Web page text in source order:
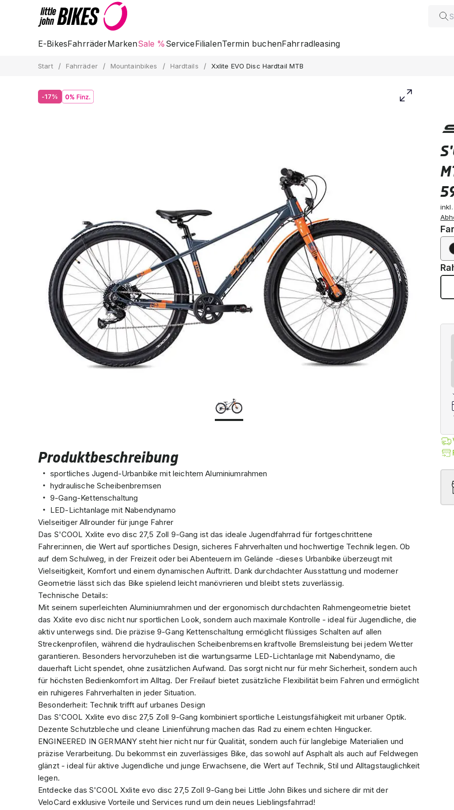
E-BikesFahrräderMarkenSale % ServiceFilialenTermin buchenFahrradleasing
Start / Fahrräder / Mountainbikes / Hardtails / Xxlite EVO Disc Hardtail MTB
-17%
Produktbeschreibung
sportliches Jugend-Urbanbike mit leichtem Aluminiumrahmen
hydraulische Scheibenbremsen
9-Gang-Kettenschaltung
LED-Lichtanlage mit Nabendynamo
Vielseitiger Allrounder für junge Fahrer
Das S'COOL Xxlite evo disc 27,5 Zoll 9-Gang ist das ideale Jugendfahrrad für fortgeschrittene
Fahrer:innen, die Wert auf sportliches Design, sicheres Fahrverhalten und hochwertige Technik legen. Ob
auf dem Schulweg, in der Freizeit oder bei Abenteuern im Gelände -dieses Urbanbike überzeugt mit
Vielseitigkeit, Komfort und einem dynamischen Auftritt. Dank durchdachter Ausstattung und moderner
Geometrie lässt sich das Bike spielend leicht manövrieren und bleibt stets zuverlässig.
Technische Details:
Mit seinem superleichten Aluminiumrahmen und der ergonomisch durchdachten Rahmengeometrie bietet
das Xxlite evo disc nicht nur sportlichen Look, sondern auch maximale Kontrolle - ideal für Jugendliche, die
aktiv unterwegs sind. Die präzise 9-Gang Kettenschaltung ermöglicht flüssiges Schalten auf allen
Streckenprofilen, während die hydraulischen Scheibenbremsen kraftvolle Bremsleistung bei jedem Wetter
garantieren. Besonders hervorzuheben ist die wartungsarme LED-Lichtanlage mit Nabendynamo, die
dauerhaft Licht spendet, ohne zusätzlichen Aufwand. Das sorgt nicht nur für mehr Sicherheit, sondern auch
für höchsten Bedienkomfort im Alltag. Der Freilauf bietet zusätzliche Flexibilität beim Fahren und ermöglicht
ein ruhigeres Fahrverhalten in jeder Situation.
Besonderheit: Technik trifft auf urbanes Design
Das S'COOL Xxlite evo disc 27,5 Zoll 9-Gang kombiniert sportliche Leistungsfähigkeit mit urbaner Optik.
Dezente Schutzbleche und cleane Linienführung machen das Rad zu einem echten Hingucker.
ENGINEERED IN GERMANY steht hier nicht nur für Qualität, sondern auch für langlebige Materialien und
präzise Verarbeitung. Du bekommst ein zuverlässiges Bike, das sowohl auf Asphalt als auch auf Feldwegen
glänzt - ideal für aktive Jugendliche und junge Erwachsene, die Wert auf Technik, Stil und Alltagstauglichkeit
legen.
Entdecke das S'COOL Xxlite evo disc 27,5 Zoll 9-Gang bei Little John Bikes und sichere dir mit der
VeloCard exklusive Vorteile und Services rund um dein neues Lieblingsfahrrad!